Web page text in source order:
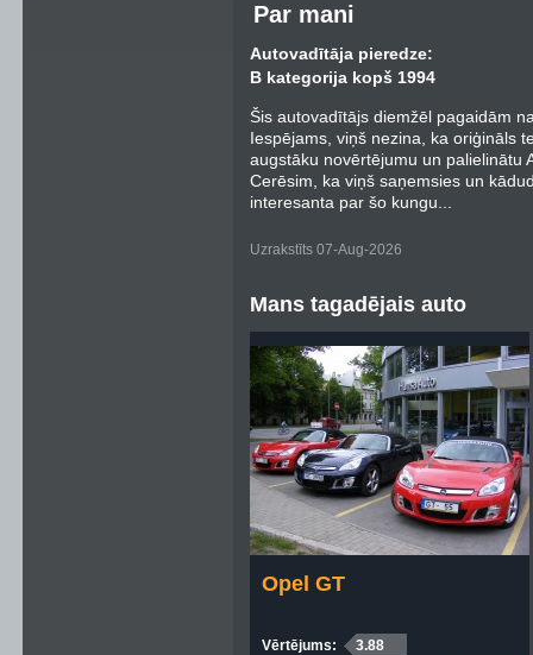
Par mani
Autovadītāja pieredze:
B kategorija kopš 1994
Šis autovadītājs diemžēl pagaidām
Iespējams, viņš nezina, ka oriģināls
augstāku novērtējumu un palielinātu
Cerēsim, ka viņš saņemsies un
interesanta par šo kungu...
Uzrakstīts 07-Aug-2026
Mans tagadējais auto
Opel GT
Vērtējums: 3.88